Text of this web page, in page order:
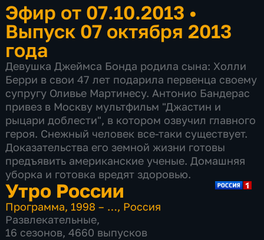
Эфир от 07.10.2013 •
Выпуск 07 октября 2013
года
Девушка Джеймса Бонда родила сына: Холли
Берри в свои 47 лет подарила первенца своему
супругу Оливье Мартинесу. Антонио Бандерас
привез в Москву мультфильм "Джастин и
рыцари доблести", в котором озвучил главного
героя. Снежный человек все-таки существует.
Доказательства его земной жизни готовы
предъявить американские ученые. Домашняя
уборка и готовка вредят здоровью.
Утро России
Программа, 1998 – …, Россия
Развлекательные,
16 сезонов, 4660 выпусков